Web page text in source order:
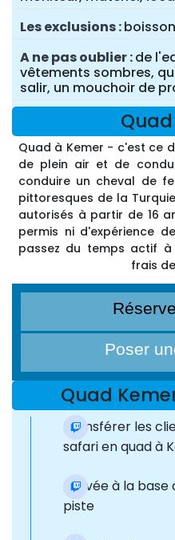
Les exclusions
A ne pas oublier de
vêtements sombres,
salir, un mouchoir de
Quad à Kemer - c'est ce
de plein air et de
conduire un cheval de
pittoresques de la
autorisés à partir de 16
permis ni d'expérience
passez du temps actif
frais
Poser
Quad
Transférer les
safari en quad à
Arrivée à la
piste